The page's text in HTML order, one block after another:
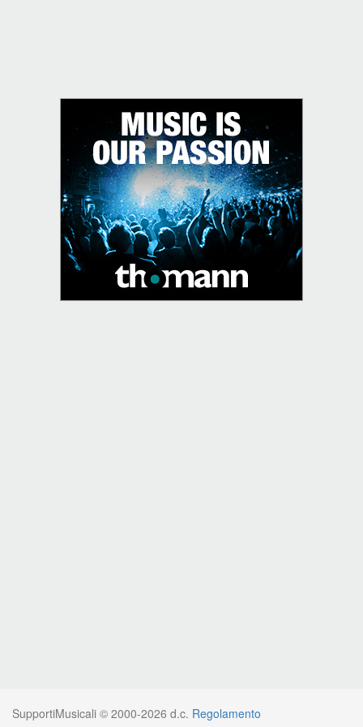
SupportiMusicali © 2000-2026 d.c. Regolamento